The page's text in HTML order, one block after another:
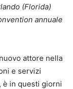
(Florida)
annuale
attore nella
e servizi
è in questi giorni